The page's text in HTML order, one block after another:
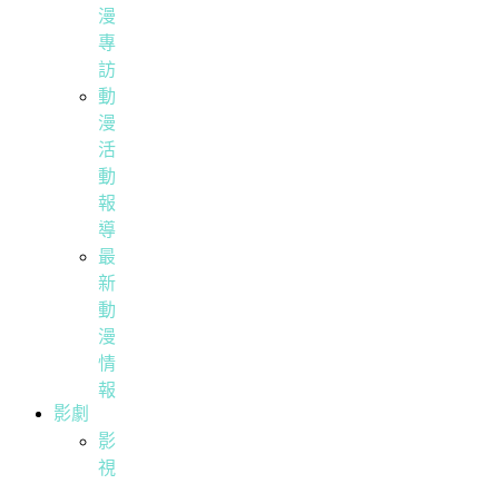
漫
專
訪
動
漫
活
動
報
導
最
新
動
漫
情
報
影劇
影
視